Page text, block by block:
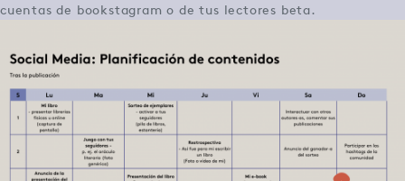
cuentas de bookstagram o de tus lectores beta.